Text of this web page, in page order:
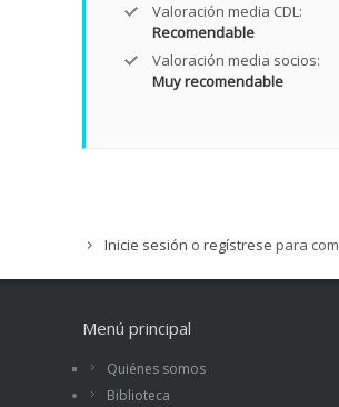
Valoración media CDL:
Recomendable
Valoración media socios:
Muy recomendable
Inicie sesión o regístrese para
Menú principal
Quiénes somos
Biblioteca